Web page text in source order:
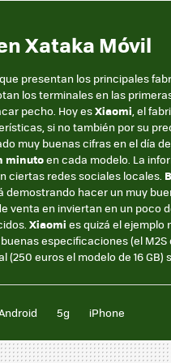
Xataka Móvil
presentan los principales
los terminales en las
pecho. Hoy esXiaomi, el
si no también por su
muy buenas cifras en el día
minutoen cada modelo. La
ciertas redes sociales locales.
hacer un muy
venta en inviertan en un poco
Xiaomi es quizá el ejemplo
especificaciones (el M2S
euros el modelo de 16 GB)
5g iPhone